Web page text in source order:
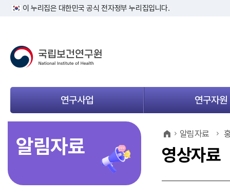
이 누리집은 대한민국 공식 전자정부 누리집입니다.
연구사업
메
뉴
기
연구자원
메
뉴
알림자료
알림자료
영상자료